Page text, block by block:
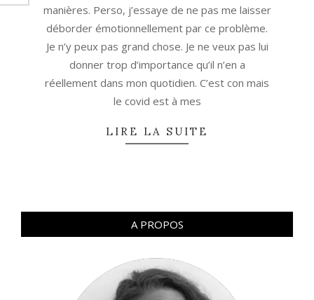
manières. Perso, j’essaye de ne pas me laisser
déborder émotionnellement par ce problème.
Je n’y peux pas grand chose. Je ne veux pas lui
donner trop d’importance qu’il n’en a
réellement dans mon quotidien. C’est con mais
le covid est à mes
LIRE LA SUITE
A PROPOS